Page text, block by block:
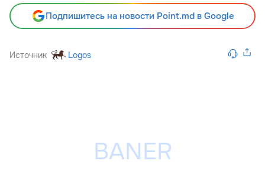
Подпишитесь на новости Point.md в Google
Источник Logos